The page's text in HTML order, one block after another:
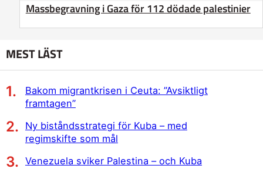
Massbegravning i Gaza för 112 dödade palestinier
MEST LÄST
Bakom migrantkrisen i Ceuta: ”Avsiktligt
framtagen”
Ny biståndsstrategi för Kuba – med
regimskifte som mål
Venezuela sviker Palestina – och Kuba